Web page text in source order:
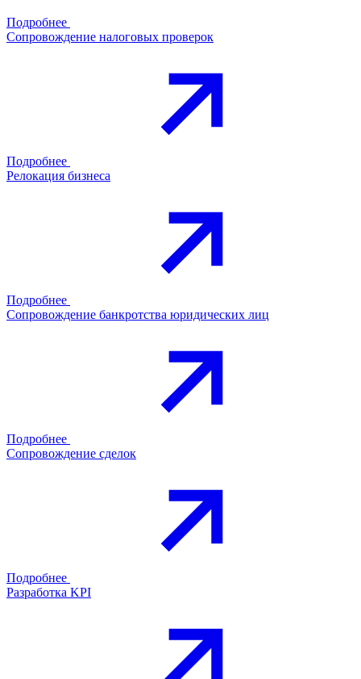
Подробнее
Сопровождение налоговых проверок
Подробнее
Релокация бизнеса
Подробнее
Сопровождение банкротства юридических лиц
Подробнее
Сопровождение сделок
Подробнее
Разработка KPI